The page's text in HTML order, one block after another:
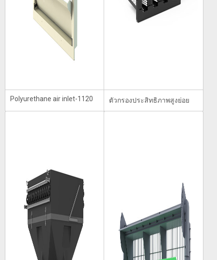
Polyurethane air inlet-1120 ตัวกรองประสิทธิภาพสูงย่อย